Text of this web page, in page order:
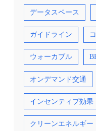
データスペース
ガイドライン
ウォーカブル
オンデマンド交通
インセンティブ効果
クリーンエネルギー